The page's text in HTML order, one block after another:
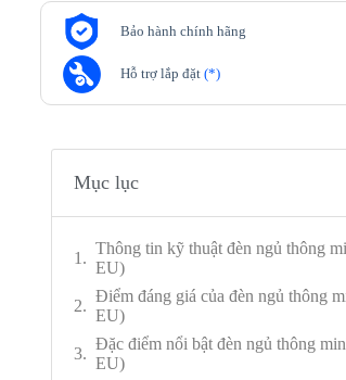
Bảo hành chính hãng
Hỗ trợ lắp đặt (*)
Mục lục
Thông tin kỹ thuật đèn ngủ thông
EU)
Điểm đáng giá của đèn ngủ thông
EU)
Đặc điểm nổi bật đèn ngủ thông
EU)